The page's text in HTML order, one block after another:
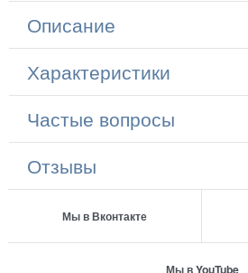
Описание
Характеристики
Частые вопросы
Отзывы
Мы в Вконтакте
Мы в YouTube